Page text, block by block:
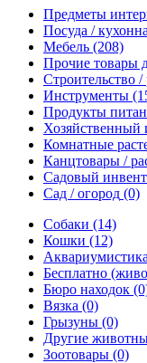
Предметы
Посуда /
Мебель (208)
Прочие товары
Строительство
Инструменты
Продукты
Хозяйственный
Комнатные
Канцтовары /
Садовый
Сад / огород (0)
Собаки (14)
Кошки (12)
Аквариумистика
Бесплатно
Бюро находок
Вязка (0)
Грызуны (0)
Другие
Зоотовары (0)